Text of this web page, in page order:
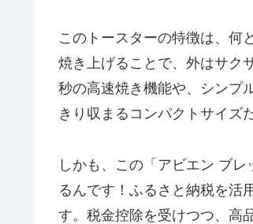
このトースターの特徴は、何
焼き上げることで、外はサク
秒の高速焼き機能や、シンプ
きり収まるコンパクトサイズ
しかも、この「アビエン ブ
るんです！ふるさと納税を活
す。税金控除を受けつつ、高